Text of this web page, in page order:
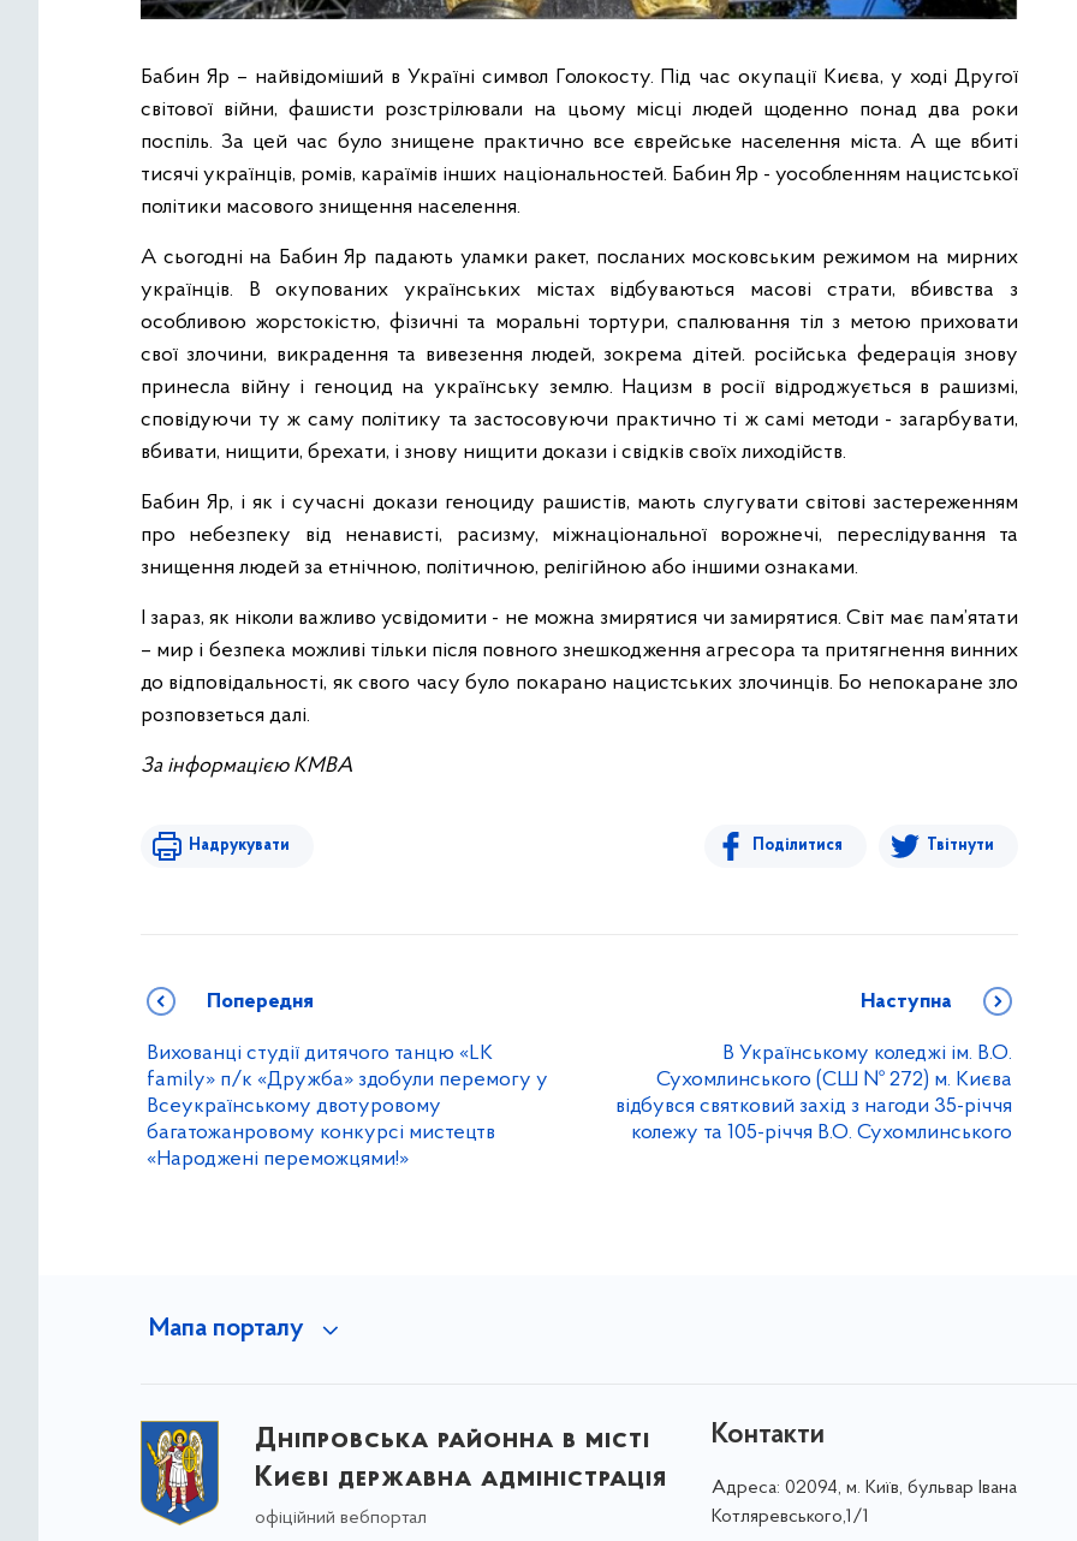
Бабин Яр – найвідоміший в Україні символ Голокосту. Під час окупації Києва, у ході Другої
світової війни, фашисти розстрілювали на цьому місці людей щоденно понад два роки
поспіль. За цей час було знищене практично все єврейське населення міста. А ще вбиті
тисячі українців, ромів, караїмів інших національностей. Бабин Яр - уособленням нацистської
політики масового знищення населення.
А сьогодні на Бабин Яр падають уламки ракет, посланих московським режимом на мирних
українців. В окупованих українських містах відбуваються масові страти, вбивства з
особливою жорстокістю, фізичні та моральні тортури, спалювання тіл з метою приховати
свої злочини, викрадення та вивезення людей, зокрема дітей. російська федерація знову
принесла війну і геноцид на українську землю. Нацизм в росії відроджується в рашизмі,
сповідуючи ту ж саму політику та застосовуючи практично ті ж самі методи - загарбувати,
вбивати, нищити, брехати, і знову нищити докази і свідків своїх лиходійств.
Бабин Яр, і як і сучасні докази геноциду рашистів, мають слугувати світові застереженням
про небезпеку від ненависті, расизму, міжнаціональної ворожнечі, переслідування та
знищення людей за етнічною, політичною, релігійною або іншими ознаками.
І зараз, як ніколи важливо усвідомити - не можна змирятися чи замирятися. Світ має пам’ятати
– мир і безпека можливі тільки після повного знешкодження агресора та притягнення винних
до відповідальності, як свого часу було покарано нацистських злочинців. Бо непокаране зло
розповзеться далі.
За інформацією КМВА
Надрукувати Поділитися Твітнути
Попередня
Вихованці студії дитячого танцю «LK
family» п/к «Дружба» здобули перемогу у
Всеукраїнському двотуровому
багатожанровому конкурсі мистецтв
«Народжені переможцями!»
Наступна
В Українському коледжі iм. В.О.
Сухомлинського (СШ № 272) м. Києва
відбувся святковий захід з нагоди 35-річчя
колежу та 105-річчя В.О. Сухомлинського
Мапа порталу
Дніпровська районна в місті
Києві державна адміністрація
офіційний вебпортал
Контакти
Адреса: 02094, м. Київ, бульвар Івана
Котляревського,1/1